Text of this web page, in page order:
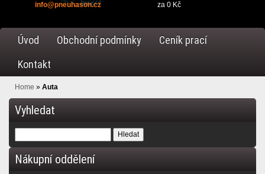
info@pneuhason.cz
za 0 Kč
Úvod Obchodní podmínky
Ceník prací
Kontakt
Home » Auta
Vyhledat
Nákupní oddělení